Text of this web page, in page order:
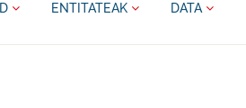
ENTITATEAK DATA